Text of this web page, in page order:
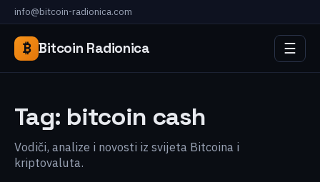
info@bitcoin-radionica.com
₿ Bitcoin Radionica ☰
Tag: bitcoin cash
Vodiči, analize i novosti iz svijeta Bitcoina i
kriptovaluta.